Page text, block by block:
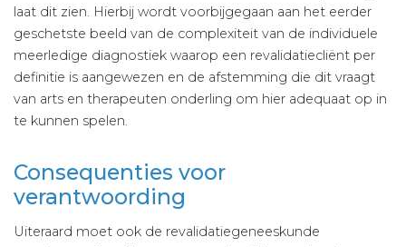
laat dit zien. Hierbij wordt voorbijgegaan aan het eerder
geschetste beeld van de complexiteit van de individuele
meerledige diagnostiek waarop een revalidatiecliënt per
definitie is aangewezen en de afstemming die dit vraagt
van arts en therapeuten onderling om hier adequaat op in
te kunnen spelen.
Consequenties voor
verantwoording
Uiteraard moet ook de revalidatiegeneeskunde